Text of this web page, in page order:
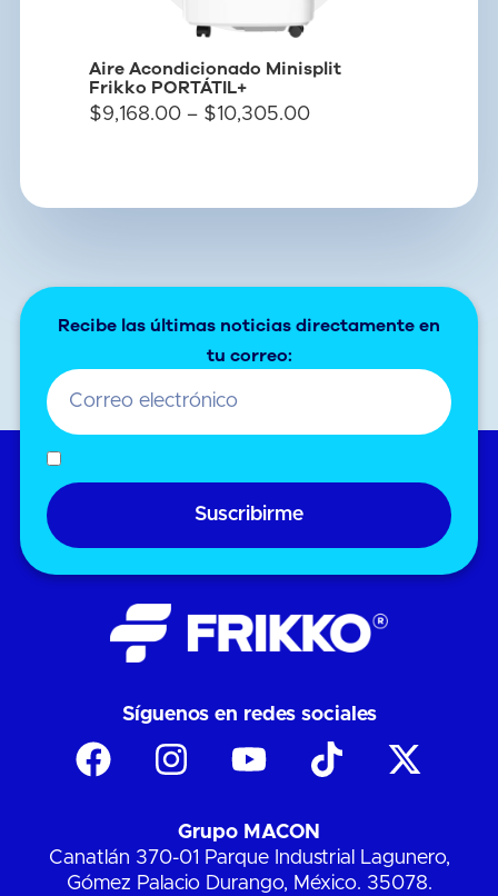
Aire Acondicionado Minisplit
Frikko PORTÁTIL+
$9,168.00 – $10,305.00
Recibe las últimas noticias directamente en
tu correo:
Suscribirme
Síguenos en redes sociales
Grupo MACON
Canatlán 370-01 Parque Industrial Lagunero,
Gómez Palacio Durango, México. 35078.